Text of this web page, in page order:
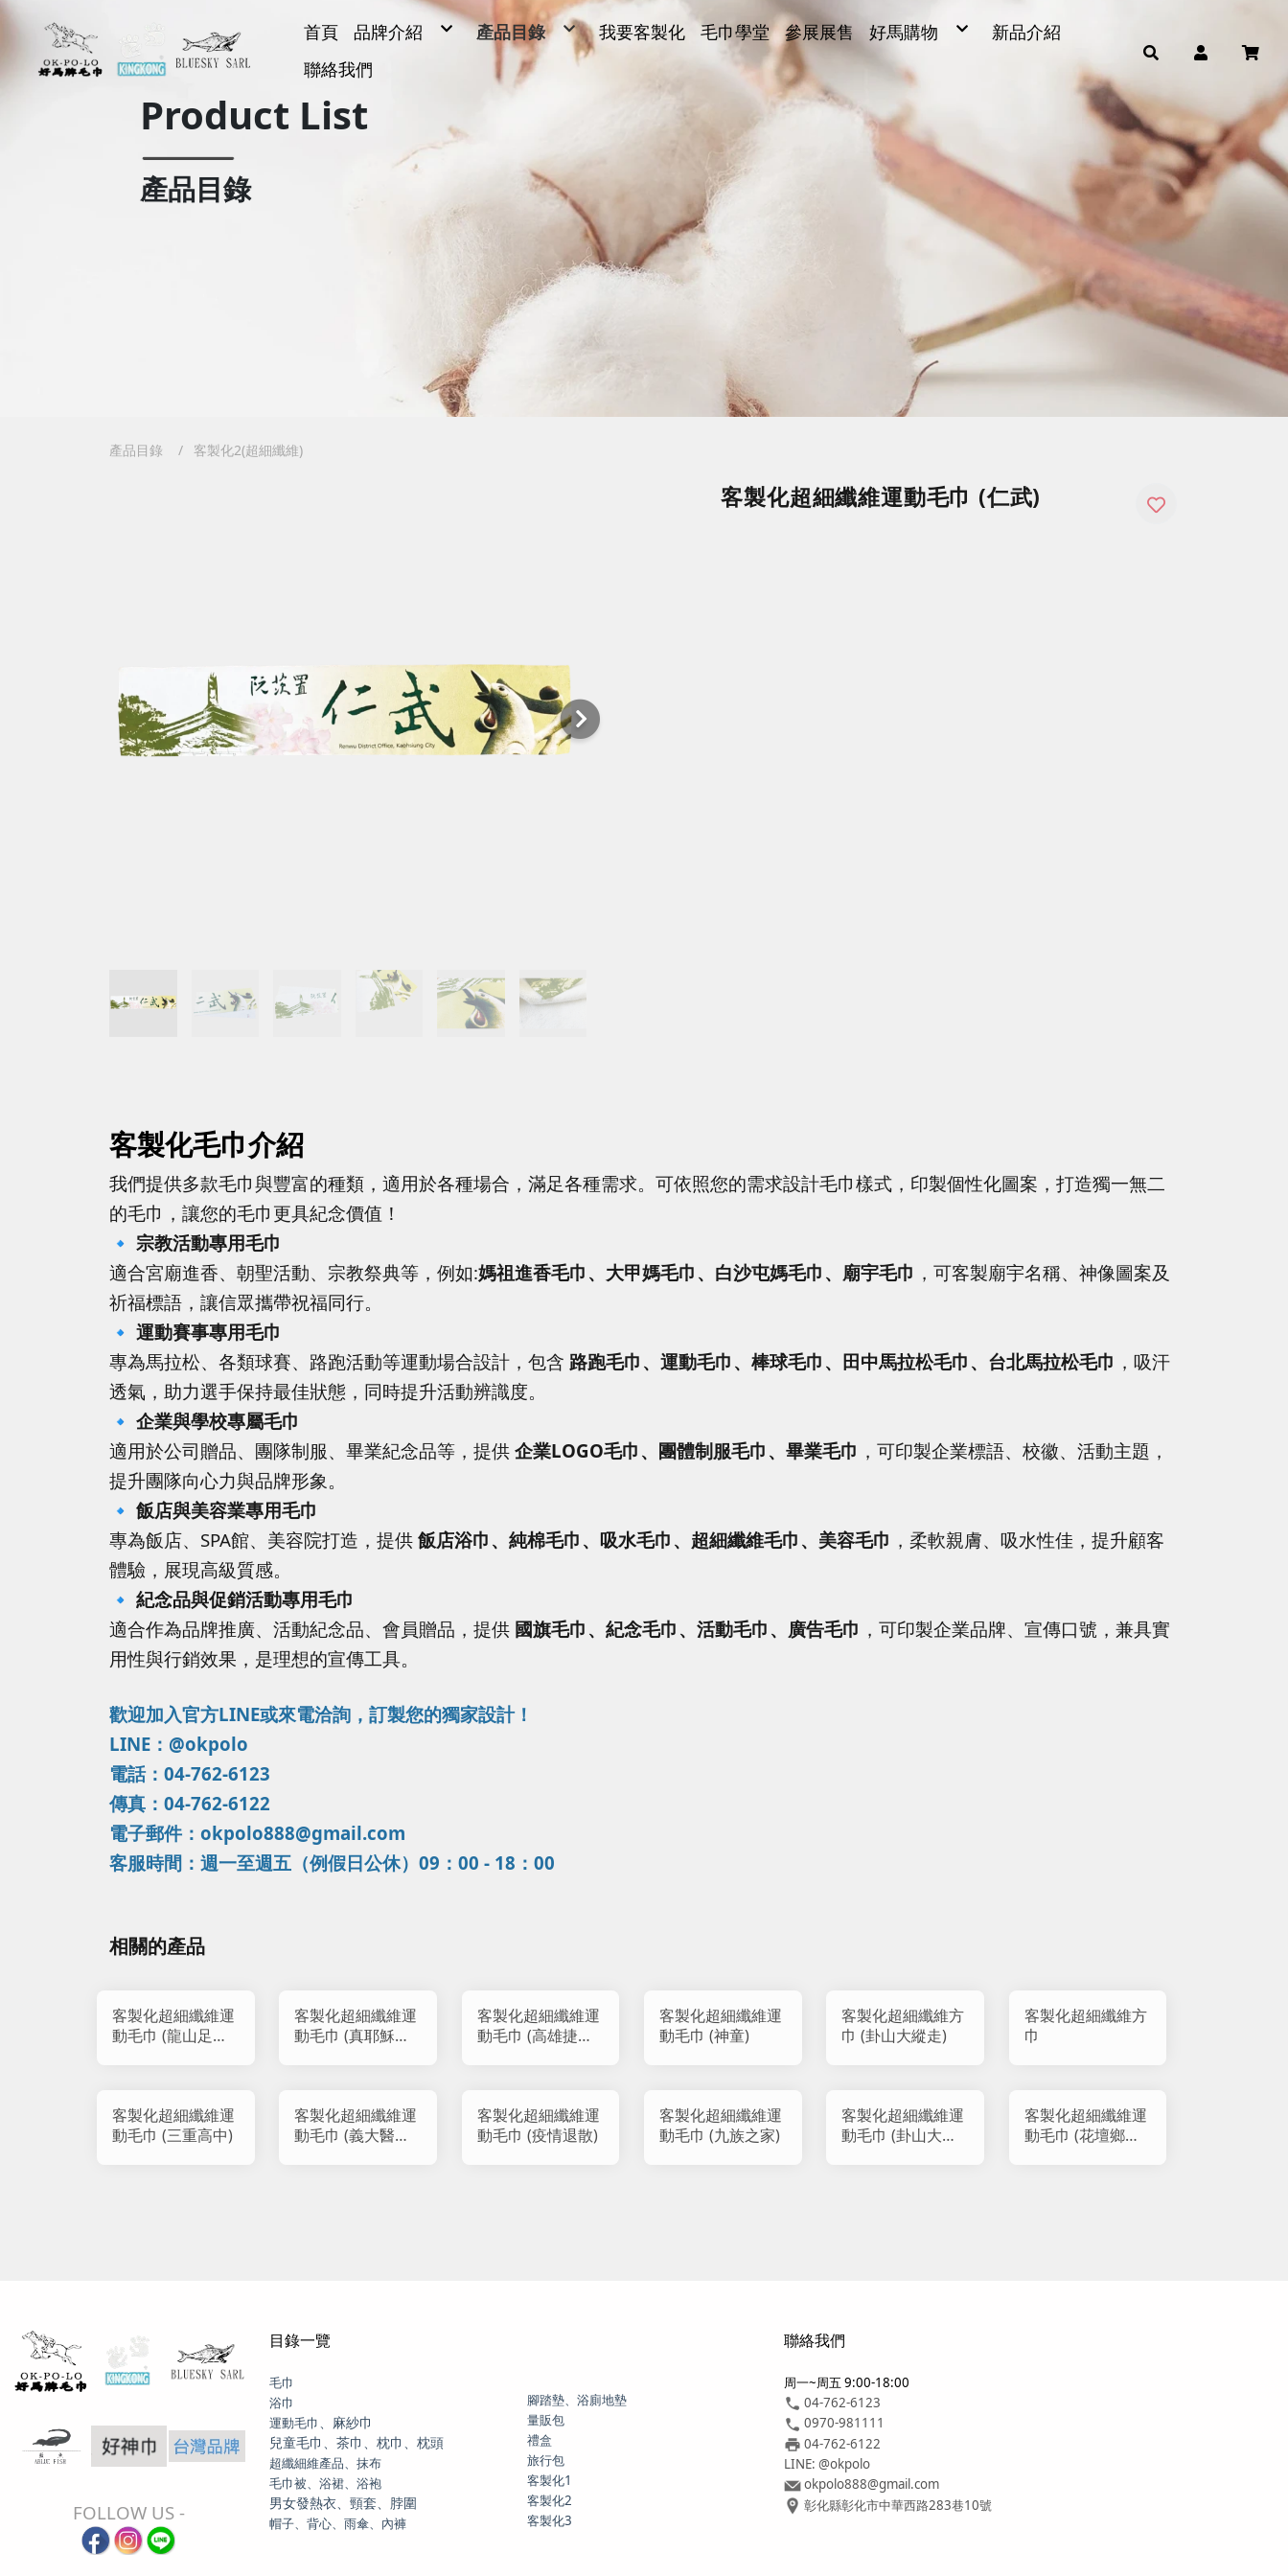
首頁 品牌介紹
KINGKONG
BLUESKY SARL
產品目錄
運動毛巾、麻紗巾
旅行用品
客製化(緹花/純棉印刷)
客製化2(超細纖維)
客製化3(超細纖維)
我要客製化 毛巾學堂 參展展售 好馬購物
新品介紹
聯絡我們
Product List
產品目錄
客製化超細纖維運動毛巾 (仁武)
客製化毛巾介紹
我們提供多款毛巾與豐富的種類，適用於各種場合，滿足各種需求。 可依照您的需求設計毛巾樣式，印製個性化圖案，打造獨一無二
的毛巾，讓您的毛巾更具紀念價值！
🔹 宗教活動專用毛巾
適合宮廟進香、朝聖活動、宗教祭典等，例如:媽祖進香毛巾、大甲媽毛巾、白沙屯媽毛巾、廟宇毛巾 ，可客製廟宇名稱、神像圖案及
祈福標語，讓信眾攜帶祝福同行。
🔹 運動賽事專用毛巾
專為馬拉松、各類球賽、路跑活動等運動場合設計，包含 路跑毛巾、運動毛巾、棒球毛巾、田中馬拉松毛巾、台北馬拉松毛巾 ，吸汗
透氣，助力選手保持最佳狀態，同時提升活動辨識度。
🔹 企業與學校專屬毛巾
適用於公司贈品、團隊制服、畢業紀念品等，提供 企業LOGO毛巾、團體制服毛巾、畢業毛巾 ，可印製企業標語、校徽、活動主題，
提升團隊向心力與品牌形象。
🔹 飯店與美容業專用毛巾
專為飯店、SPA館、美容院打造，提供 飯店浴巾、純棉毛巾、吸水毛巾、超細纖維毛巾、美容毛巾 ，柔軟親膚、吸水性佳，提升顧客
體驗，展現高級質感。
🔹 紀念品與促銷活動專用毛巾
適合作為品牌推廣、活動紀念品、會員贈品，提供 國旗毛巾、紀念毛巾、活動毛巾、廣告毛巾 ，可印製企業品牌、宣傳口號，兼具實
用性與行銷效果，是理想的宣傳工具。
歡迎加入官方LINE或來電洽詢，訂製您的獨家設計！
LINE：@okpolo
電話：04-762-6123
傳真：04-762-6122
電子郵件：okpolo888@gmail.com
客服時間：週一至週五（例假日公休）09：00 - 18：00
相關的產品
客製化超細纖維運
動毛巾 (龍山足球
客製化超細纖維運
動毛巾 (真耶穌教
客製化超細纖維運
動毛巾 (高雄捷運
客製化超細纖維運
動毛巾 (神童)
客製化超細纖維方
巾 (卦山大縱走)
客製化超細纖維方
巾
客製化超細纖維運
動毛巾 (三重高中)
客製化超細纖維運
動毛巾 (義大醫療
客製化超細纖維運
動毛巾 (疫情退散)
客製化超細纖維運
動毛巾 (九族之家)
客製化超細纖維運
動毛巾 (卦山大縱
客製化超細纖維運
動毛巾 (花壇鄉公
產品目錄 客製化2(超細纖維)
FOLLOW US -
目錄一覽
毛巾
浴巾
運動毛巾、麻紗巾
兒童毛巾、茶巾、枕巾、枕頭
超纖細維產品、抹布
毛巾被、浴裙、浴袍
男女發熱衣、頸套、脖圍
帽子、背心、雨傘、內褲
腳踏墊、浴廁地墊
量販包
禮盒
旅行包
客製化1
客製化2
客製化3
聯絡我們
周一~周五 9:00-18:00
04-762-6123
0970-981111
04-762-6122
LINE: @okpolo
okpolo888@gmail.com
彰化縣彰化市中華西路283巷10號